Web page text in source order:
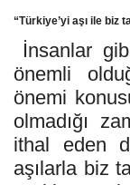
“Türkiye’yi aşı ile biz
İnsanlar
önemli
önemi
olmadığı
ithal eden
aşılarla biz